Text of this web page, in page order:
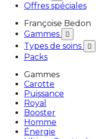
Offres spéciales
Françoise Bedon
Gammes

Types de soins 
Packs
Gammes
Carotte
Puissance
Royal
Booster
Homme
Énergie